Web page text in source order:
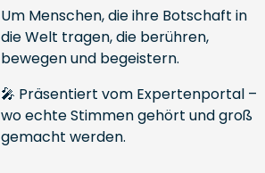
Um Menschen, die ihre Botschaft in
die Welt tragen, die berühren,
bewegen und begeistern.
🎤 Präsentiert vom Expertenportal –
wo echte Stimmen gehört und groß
gemacht werden.